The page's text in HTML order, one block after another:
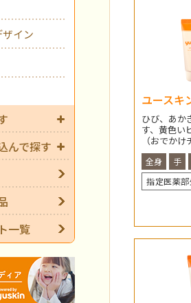
ユースキ
ひび、あか
す、黄色い
（おでかけ
全身 手
指定医薬
イン
んで探す
一覧